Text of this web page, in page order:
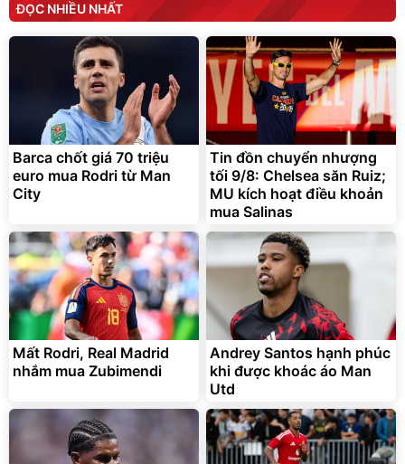
ĐỌC NHIỀU NHẤT
Barca chốt giá 70 triệu
euro mua Rodri từ Man
City
Tin đồn chuyển nhượng
tối 9/8: Chelsea săn Ruiz;
MU kích hoạt điều khoản
mua Salinas
Mất Rodri, Real Madrid
nhắm mua Zubimendi
Andrey Santos hạnh phúc
khi được khoác áo Man
Utd